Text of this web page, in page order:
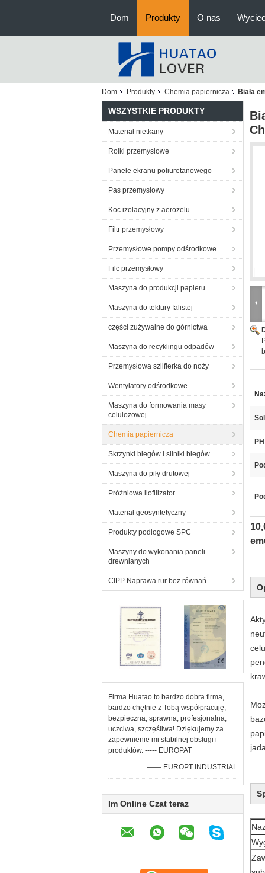
Dom Produkty O nas
Dom Produkty Chemia papiernicza Biała
WSZYSTKIE PRODUKTY
Materiał nietkany
Rolki przemysłowe
Panele ekranu poliuretanowego
Pas przemysłowy
Koc izolacyjny z aerożelu
Filtr przemysłowy
Przemysłowe pompy odśrodkowe
Filc przemysłowy
Maszyna do produkcji papieru
Maszyna do tektury falistej
części zużywalne do górnictwa
Maszyna do recyklingu odpadów
Przemysłowa szlifierka do noży
Wentylatory odśrodkowe
Maszyna do formowania masy
celulozowej
Chemia papiernicza
Skrzynki biegów i silniki biegów
Maszyna do piły drutowej
Próżniowa liofilizator
Materiał geosyntetyczny
Produkty podłogowe SPC
Maszyny do wykonania paneli
drewnianych
CIPP Naprawa rur bez równań
Firma Huatao to bardzo dobra firma,
bardzo chętnie z Tobą współpracuję,
bezpieczna, sprawna, profesjonalna,
uczciwa, szczęśliwa! Dziękujemy za
zapewnienie mi stabilnej obsługi i
produktów. ----- EUROPAT
—— EUROPT INDUSTRIAL
Im Online Czat teraz